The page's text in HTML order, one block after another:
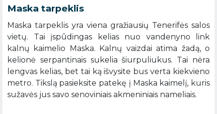
Maska tarpeklis
Maska tarpeklis yra viena gražiausių Tenerifės salos
vietų. Tai įspūdingas kelias nuo vandenyno link
kalnų kaimelio Maska. Kalnų vaizdai atima žadą, o
kelionė serpantinais sukelia šiurpuliukus. Tai nėra
lengvas kelias, bet tai ką išvysite bus verta kiekvieno
metro. Tikslą pasieksite patekę į Maska kaimelį, kuris
sužavės jus savo senoviniais akmeniniais nameliais.